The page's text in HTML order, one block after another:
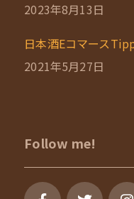
2023年8月13日
日本酒Eコマース
2021年5月27日
Follow me!